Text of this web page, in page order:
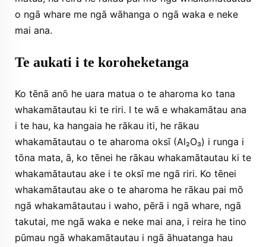
o ngā whare me ngā wāhanga o ngā waka e neke
mai ana.
Te aukati i te koroheketanga
Ko tēnā anō he uara matua o te aharoma ko tana
whakamātautau ki te riri. I te wā e whakamātau ana
i te hau, ka hangaia he rākau iti, he rākau
whakamātautau o te aharoma oksī (Al₂O₃) i runga i
tōna mata, ā, ko tēnei he rākau whakamātautau ki te
whakamātautau ake i te oksī me ngā riri. Ko tēnei
whakamātautau ake o te aharoma he rākau pai mō
ngā whakamātautau i waho, pērā i ngā whare, ngā
takutai, me ngā waka e neke mai ana, i reira he tino
pūmau ngā whakamātautau i ngā āhuatanga hau